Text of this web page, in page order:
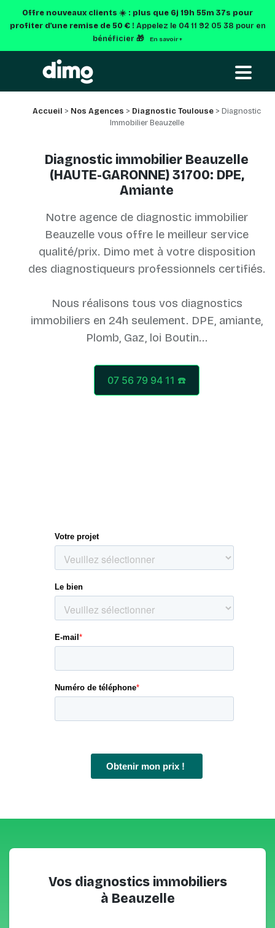
Offre nouveaux clients ☀️ : plus que 6j 19h 55m 37s pour
profiter d'une remise de 50 € ! Appelez le 04 11 92 05 38 pour en
bénéficier 🎁
En savoir +
Accueil > Nos Agences > Diagnostic Toulouse> Diagnostic
Immobilier Beauzelle
Diagnostic immobilier Beauzelle
(HAUTE-GARONNE) 31700: DPE,
Amiante
Notre agence de diagnostic immobilier
Beauzelle vous offre le meilleur service
qualité/prix. Dimo met à votre disposition
des diagnostiqueurs professionnels certifiés.
Nous réalisons tous vos diagnostics
immobiliers en 24h seulement. DPE, amiante,
07 56 79 94 11 ☎️
Vos diagnostics immobiliers
à Beauzelle